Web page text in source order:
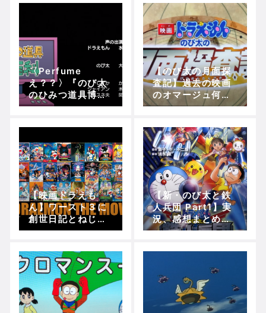
ｗｗｗｗｗ
る10時の間で大放
送【CSテレ朝チャ
ンネル】
〈Perfume
え？？〉『のび太
のひみつ道具博物
館』のエンディン
ン、全カットされ
る・・・
【のび太の月面探
査記】過去の映画
のオマージュ何個
ある？？
【映画ドラえも
ん】ワースト３に
創世日記とねじ巻
き都市冒険記が確
み…
【新・のび太と鉄
人兵団 Part1】実
況、感想まとめ！
(Opening～北極
ボットの部品)【5
分で映画ドラえも
ん】